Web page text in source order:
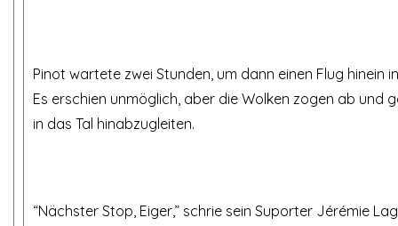
Pinot wartete zwei Stunden, um dann einen Flug hinein
Es erschien unmöglich, aber die Wolken zogen ab und
in das Tal hinabzugleiten.
“Nächster Stop, Eiger,” schrie sein Suporter Jérémie